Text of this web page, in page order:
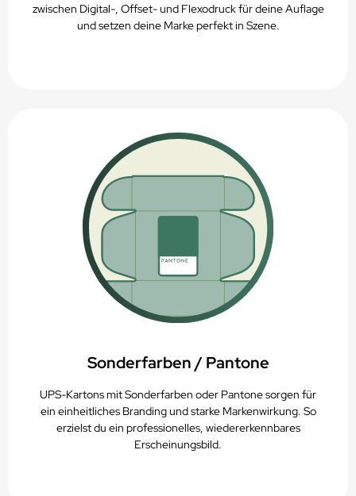
zwischen Digital-, Offset- und Flexodruck für deine Auflage
und setzen deine Marke perfekt in Szene.
Sonderfarben / Pantone
UPS-Kartons mit Sonderfarben oder Pantone sorgen für
ein einheitliches Branding und starke Markenwirkung. So
erzielst du ein professionelles, wiedererkennbares
Erscheinungsbild.